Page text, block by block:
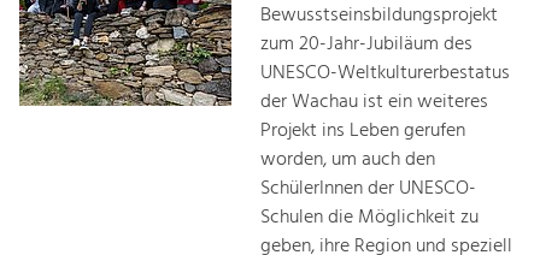
Gleichberechtigung, Jugend und
Integration
Mobilität & Energie
Klimawandel, öffentlicher Verkehr und
Steigerung regionaler Wertschöpfung
Bewusstseinsbildungsprojekt
zum 20-Jahr-Jubiläum des
UNESCO-Weltkulturerbestatus
der Wachau ist ein weiteres
Projekt ins Leben gerufen
worden, um auch den
SchülerInnen der UNESCO-
Schulen die Möglichkeit zu
geben, ihre Region und speziell